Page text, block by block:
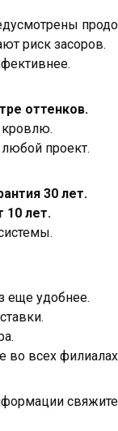
риск засоров.
оттенков.
кровлю.
проект.
30 лет.
10 лет.
еще удобнее.
во всех